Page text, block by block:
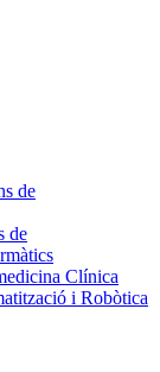
de
de
Clínica
i Robòtica